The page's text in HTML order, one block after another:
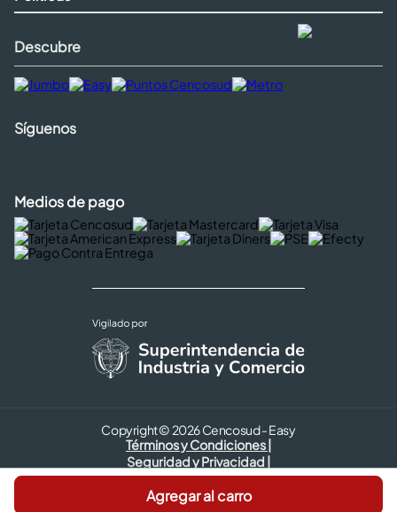
Agregar al carro
Descubre
Síguenos
Medios de pago
Copyright © 2026 Cencosud - Easy
Términos y Condiciones |
Seguridad y Privacidad |
Código de ética